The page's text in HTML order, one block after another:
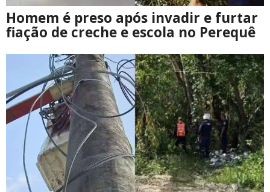
Homem é preso após invadir e furtar
fiação de creche e escola no Perequê